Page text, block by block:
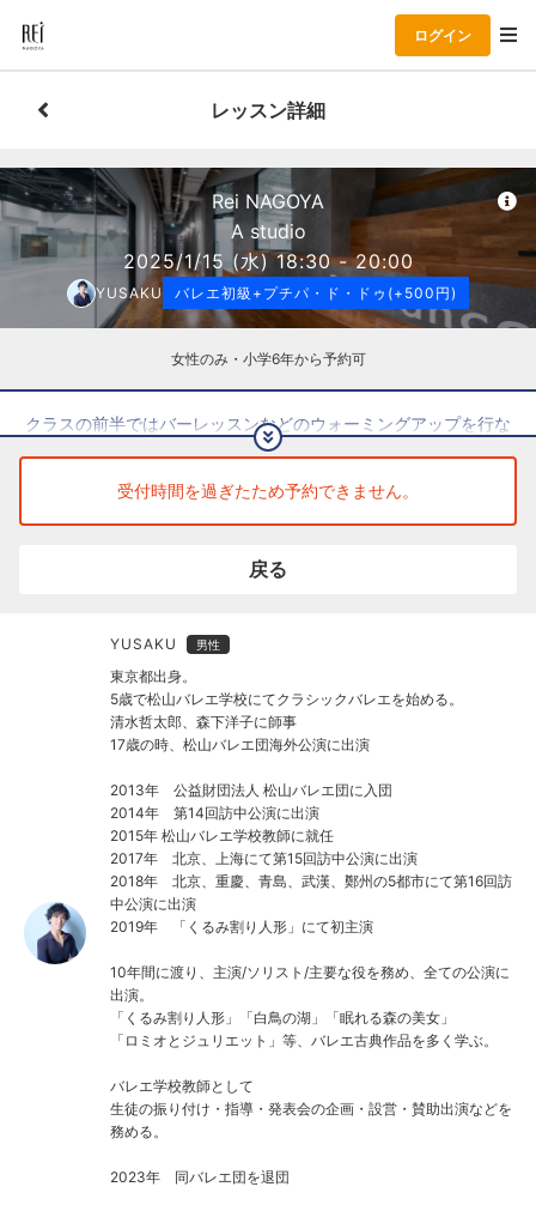
ログイン
レッスン詳細
Rei NAGOYA
A studio
2025/1/15 (水) 18:30 - 20:00
YUSAKU バレエ初級+プチパ・ド・ドゥ(+500円)
女性のみ・小学6年から予約可
クラスの前半ではバーレッスンなどのウォーミングアップを行な
い、後半では実際に先生と組んで練習します🩰
使い方の上達にも繋がります。お気軽にチャレンジしてみてくだ
さい！
⏱2月まで限定クラス⏱
アシスタント：羽佐田有基
※当日受付にてマイページのQRコードを使用して500円お支払い
頂きます。予約サイトにご登録中のクレジットカードへ決済が掛
受付時間を過ぎたため予約できません。
戻る
YUSAKU 男性
東京都出身。
5歳で松山バレエ学校にてクラシックバレエを始める。
清水哲太郎、森下洋子に師事
17歳の時、松山バレエ団海外公演に出演
2013年 公益財団法人 松山バレエ団に入団
2014年 第14回訪中公演に出演
2015年 松山バレエ学校教師に就任
2017年 北京、上海にて第15回訪中公演に出演
2018年 北京、重慶、青島、武漢、鄭州の5都市にて第16回訪
中公演に出演
2019年 「くるみ割り人形」にて初主演
10年間に渡り、主演/ソリスト/主要な役を務め、全ての公演に
出演。
「くるみ割り人形」「白鳥の湖」「眠れる森の美女」
「ロミオとジュリエット」等、バレエ古典作品を多く学ぶ。
バレエ学校教師として
生徒の振り付け・指導・発表会の企画・設営・賛助出演などを
務める。
2023年 同バレエ団を退団